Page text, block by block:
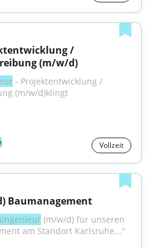
/
(m/w/d)
- Projektentwicklung /
(m/w/d)klingt
Vollzeit
Baumanagement
(m/w/d) für unseren
am Standort Karlsruhe..."